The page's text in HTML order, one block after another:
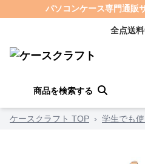
パソコンケース専門通販
全点送
商品を検索する
ケースクラフト TOP › 学生でも